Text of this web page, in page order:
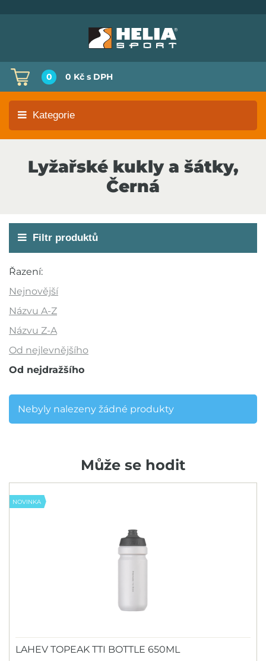
0 0 Kč s DPH
Kategorie
Lyžařské kukly a šátky,
Černá
Filtr produktů
Outlet
Doporučujeme
one
Sezóna 2024/2025
Řazení:
Nejnovější
Názvu A-Z
Názvu Z-A
Od nejlevnějšího
Od nejdražšího
Nebyly nalezeny žádné produkty
Může se hodit
NOVINKA
LAHEV TOPEAK TTI BOTTLE 650ML